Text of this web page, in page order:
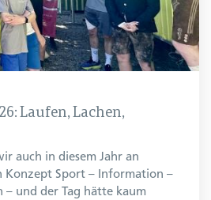
Laufen, Lachen,
auch in diesem Jahr an
Konzept Sport – Information –
– und der Tag hätte kaum